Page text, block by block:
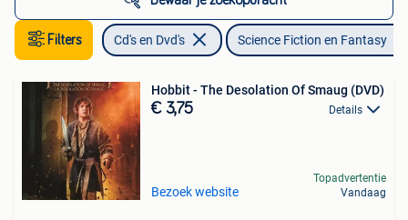
Filters Cd's en Dvd's Science Fiction en Fantasy
Hobbit - The Desolation Of Smaug (DVD)
€ 3,75 Details
Bezoek website
Topadvertentie
Vandaag